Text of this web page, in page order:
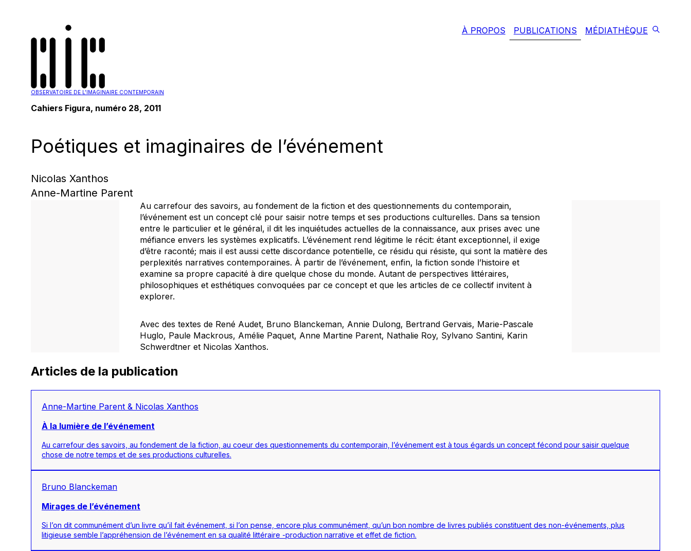
OBSERVATOIRE DE L'IMAGINAIRE CONTEMPORAIN
À PROPOS PUBLICATIONS MÉDIATHÈQUE
Cahiers Figura, numéro 28, 2011
Poétiques et imaginaires de l’événement
Nicolas Xanthos
Anne-Martine Parent
Au carrefour des savoirs, au fondement de la fiction et des questionnements du contemporain,
l’événement est un concept clé pour saisir notre temps et ses productions culturelles. Dans sa tension
entre le particulier et le général, il dit les inquiétudes actuelles de la connaissance, aux prises avec une
méfiance envers les systèmes explicatifs. L’événement rend légitime le récit: étant exceptionnel, il exige
d’être raconté; mais il est aussi cette discordance potentielle, ce résidu qui résiste, qui sont la matière des
perplexités narratives contemporaines. À partir de l’événement, enfin, la fiction sonde l’histoire et
examine sa propre capacité à dire quelque chose du monde. Autant de perspectives littéraires,
philosophiques et esthétiques convoquées par ce concept et que les articles de ce collectif invitent à
explorer.
Avec des textes de René Audet, Bruno Blanckeman, Annie Dulong, Bertrand Gervais, Marie-Pascale
Huglo, Paule Mackrous, Amélie Paquet, Anne Martine Parent, Nathalie Roy, Sylvano Santini, Karin
Schwerdtner et Nicolas Xanthos.
Articles de la publication
Anne-Martine Parent & Nicolas Xanthos
À la lumière de l’événement
Au carrefour des savoirs, au fondement de la fiction, au coeur des questionnements du contemporain, l’événement est à tous égards un concept fécond pour saisir quelque
chose de notre temps et de ses productions culturelles.
Bruno Blanckeman
Mirages de l’événement
Si l’on dit communément d’un livre qu’il fait événement, si l’on pense, encore plus communément, qu’un bon nombre de livres publiés constituent des non-événements, plus
litigieuse semble l’appréhension de l’événement en sa qualité littéraire -production narrative et effet de fiction.